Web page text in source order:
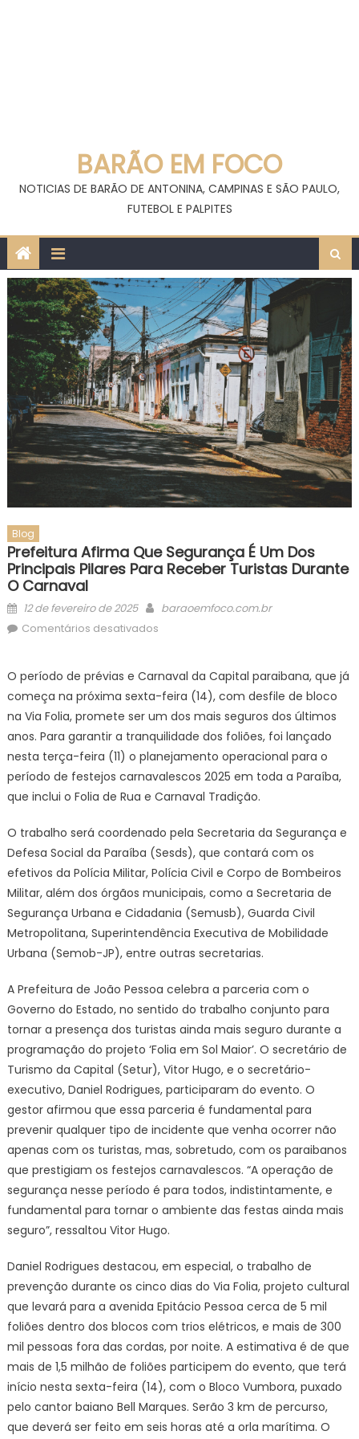
BARÃO EM FOCO
NOTICIAS DE BARÃO DE ANTONINA, CAMPINAS E SÃO PAULO,
FUTEBOL E PALPITES
Blog
Prefeitura Afirma Que Segurança É Um Dos
Principais Pilares Para Receber Turistas Durante
O Carnaval
Posted
on
12 de fevereiro de 2025 Author
baraoemfoco.com.br
Comentários desativadosem
que
segurança
é
um
dos
principais
pilares
receber
turistas
durante
Carnaval
O período de prévias e Carnaval da Capital paraibana, que já
começa na próxima sexta-feira (14), com desfile de bloco
na Via Folia, promete ser um dos mais seguros dos últimos
anos. Para garantir a tranquilidade dos foliões, foi lançado
nesta terça-feira (11) o planejamento operacional para o
período de festejos carnavalescos 2025 em toda a Paraíba,
que inclui o Folia de Rua e Carnaval Tradição.
O trabalho será coordenado pela Secretaria da Segurança e
Defesa Social da Paraíba (Sesds), que contará com os
efetivos da Polícia Militar, Polícia Civil e Corpo de Bombeiros
Militar, além dos órgãos municipais, como a Secretaria de
Segurança Urbana e Cidadania (Semusb), Guarda Civil
Metropolitana, Superintendência Executiva de Mobilidade
Urbana (Semob-JP), entre outras secretarias.
A Prefeitura de João Pessoa celebra a parceria com o
Governo do Estado, no sentido do trabalho conjunto para
tornar a presença dos turistas ainda mais seguro durante a
programação do projeto ‘Folia em Sol Maior’. O secretário de
Turismo da Capital (Setur), Vitor Hugo, e o secretário-
executivo, Daniel Rodrigues, participaram do evento. O
gestor afirmou que essa parceria é fundamental para
prevenir qualquer tipo de incidente que venha ocorrer não
apenas com os turistas, mas, sobretudo, com os paraibanos
que prestigiam os festejos carnavalescos. “A operação de
segurança nesse período é para todos, indistintamente, e
fundamental para tornar o ambiente das festas ainda mais
seguro”, ressaltou Vitor Hugo.
Daniel Rodrigues destacou, em especial, o trabalho de
prevenção durante os cinco dias do Via Folia, projeto cultural
que levará para a avenida Epitácio Pessoa cerca de 5 mil
foliões dentro dos blocos com trios elétricos, e mais de 300
mil pessoas fora das cordas, por noite. A estimativa é de que
mais de 1,5 milhão de foliões participem do evento, que terá
início nesta sexta-feira (14), com o Bloco Vumbora, puxado
pelo cantor baiano Bell Marques. Serão 3 km de percurso,
que deverá ser feito em seis horas até a orla marítima. O